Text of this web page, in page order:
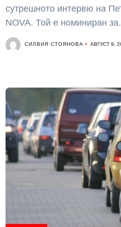
сутрешното интервю на
NOVA. Той е номиниран
СИЛВИЯ СТОЯНОВА АВГУСТ 9,